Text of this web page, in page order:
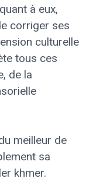
à eux,
corriger ses
culturelle
tous ces
de la
meilleur de
sa
khmer.